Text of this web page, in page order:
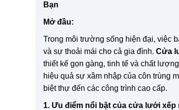
Bạn
Mở đầu:
Trong môi trường sống hiện đại, việc
và sự thoải mái cho cả gia đình. Cửa
thiết kế gọn gàng, tinh tế và chất
hiệu quả sự xâm nhập của côn trùng
biệt thự đến các công trình cao cấp.
1. Ưu điểm nổi bật của cửa lưới xếp